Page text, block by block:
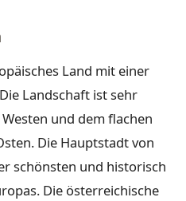
Land mit einer
Landschaft ist sehr
und dem flachen
Die Hauptstadt von
schönsten und historisch
Die österreichische